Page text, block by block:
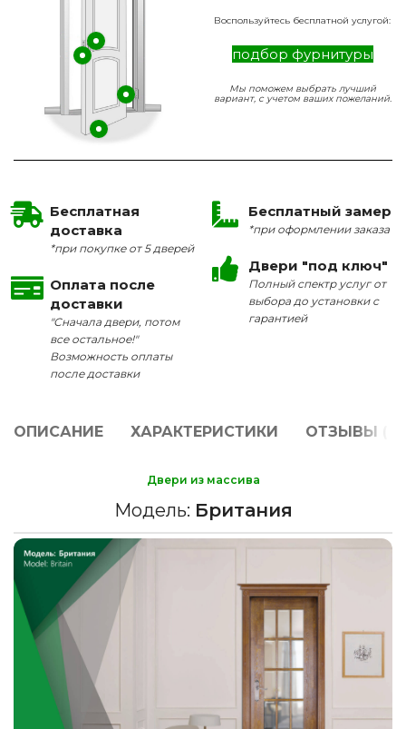
Воспользуйтесь бесплатной услугой:
подбор фурнитуры
Мы поможем выбрать лучший
вариант, с учетом ваших пожеланий.
Бесплатная
доставка
*при покупке от 5 дверей
Оплата после
доставки
"Сначала двери, потом
все остальное!"
Возможность оплаты
после доставки
Бесплатный замер
*при оформлении заказа
Двери "под ключ"
Полный спектр услуг от
выбора до установки с
гарантией
ОПИСАНИЕ ХАРАКТЕРИСТИКИ ОТЗЫВЫ (0)
Двери из массива
Модель: Британия